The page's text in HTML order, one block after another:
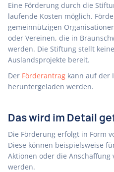
Eine Förderung durch die
laufende Kosten möglich.
gemeinnützigen
oder Vereinen, die in
werden. Die Stiftung stellt
Auslandsprojekte bereit.
Der Förderantrag kann auf der
heruntergeladen werden.
Das wird im Detail
Die Förderung erfolgt in Form
Diese können beispielsweise
Aktionen oder die Anschaffung
werden.